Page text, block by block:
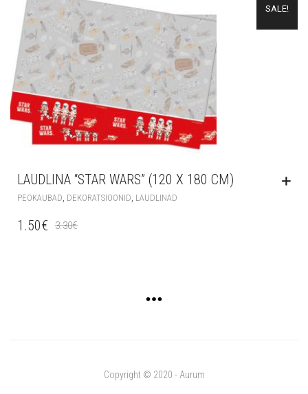
SALE!
LAUDLINA “STAR WARS” (120 X 180 CM)
PEOKAUBAD DEKORATSIOONID LAUDLINAD
3.30€
1.50€
Copyright © 2020 - Aurum